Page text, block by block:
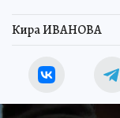
Кира ИВАНОВА